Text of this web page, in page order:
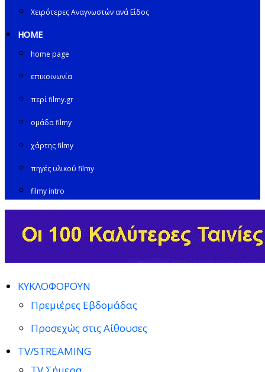
Χειρότερες Αναγνωστών ανά Είδος
HOME
home page
επικοινωνία
περί filmy.gr
ομάδα filmy
χάρτης filmy
πηγές υλικού filmy
filmy intro
ΚΥΚΛΟΦΟΡΟΥΝ
Πρεμιέρες Εβδομάδας
Προσεχώς στις Αίθουσες
TV/STREAMING